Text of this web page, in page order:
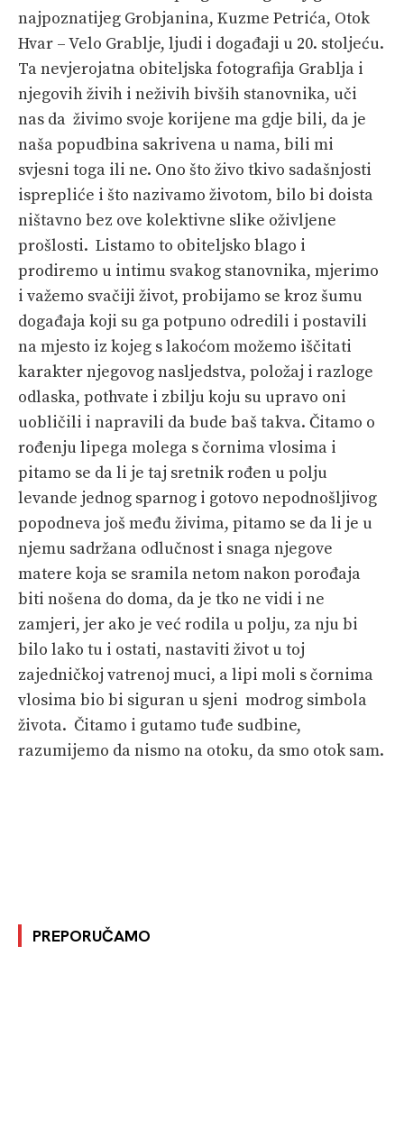
najpoznatijeg Grobjanina, Kuzme Petrića, Otok
Hvar – Velo Grablje, ljudi i događaji u 20. stoljeću.
Ta nevjerojatna obiteljska fotografija Grablja i
njegovih živih i neživih bivših stanovnika, uči
nas da živimo svoje korijene ma gdje bili, da je
naša popudbina sakrivena u nama, bili mi
svjesni toga ili ne. Ono što živo tkivo sadašnjosti
isprepliće i što nazivamo životom, bilo bi doista
ništavno bez ove kolektivne slike oživljene
prošlosti. Listamo to obiteljsko blago i
prodiremo u intimu svakog stanovnika, mjerimo
i važemo svačiji život, probijamo se kroz šumu
događaja koji su ga potpuno odredili i postavili
na mjesto iz kojeg s lakoćom možemo iščitati
karakter njegovog nasljedstva, položaj i razloge
odlaska, pothvate i zbilju koju su upravo oni
uobličili i napravili da bude baš takva. Čitamo o
rođenju lipega molega s čornima vlosima i
pitamo se da li je taj sretnik rođen u polju
levande jednog sparnog i gotovo nepodnošljivog
popodneva još među živima, pitamo se da li je u
njemu sadržana odlučnost i snaga njegove
matere koja se sramila netom nakon porođaja
biti nošena do doma, da je tko ne vidi i ne
zamjeri, jer ako je već rodila u polju, za nju bi
bilo lako tu i ostati, nastaviti život u toj
zajedničkoj vatrenoj muci, a lipi moli s čornima
vlosima bio bi siguran u sjeni modrog simbola
života. Čitamo i gutamo tuđe sudbine,
razumijemo da nismo na otoku, da smo otok sam.
PREPORUČAMO